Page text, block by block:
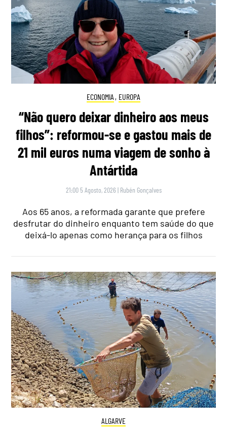
ECONOMIA , EUROPA
“Não quero deixar dinheiro aos meus
filhos”: reformou-se e gastou mais de
21 mil euros numa viagem de sonho à
Antártida
21:00 5 Agosto, 2026 | Rubén Gonçalves
Aos 65 anos, a reformada garante que prefere
desfrutar do dinheiro enquanto tem saúde do que
deixá-lo apenas como herança para os filhos
ALGARVE